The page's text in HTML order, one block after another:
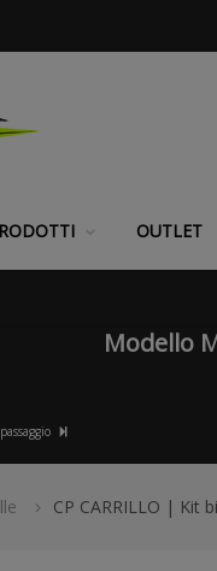
OUTLET
Modello
CP CARRILLO | Kit